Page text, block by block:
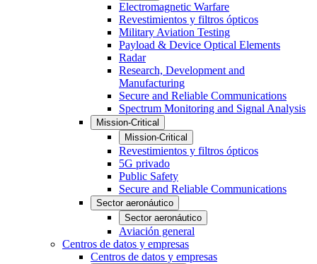
Electromagnetic Warfare
Revestimientos y filtros ópticos
Military Aviation Testing
Payload & Device Optical Elements
Radar
Research, Development and
Manufacturing
Secure and Reliable Communications
Spectrum Monitoring and Signal Analysis
Mission-Critical
Mission-Critical
Revestimientos y filtros ópticos
5G privado
Public Safety
Secure and Reliable Communications
Sector aeronáutico
Sector aeronáutico
Aviación general
Centros de datos y empresas
Centros de datos y empresas